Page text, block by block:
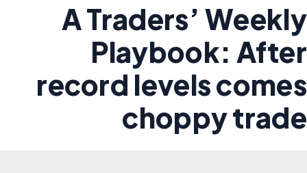
A Traders’ Weekly
Playbook: After
record levels comes
choppy trade